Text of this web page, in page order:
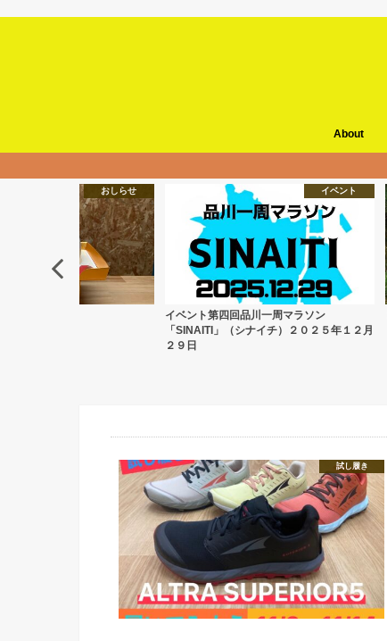
About
おしらせ イベント
イベント第四回品川一周マラソン
「SINAITI」（シナイチ）２０２５年１２月
２９日
試し履き